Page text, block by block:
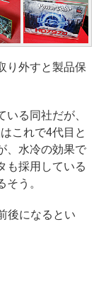
り外すと製品保
る同社だが、
これで4代目と
、水冷の効果で
も採用している
う。
後になるとい